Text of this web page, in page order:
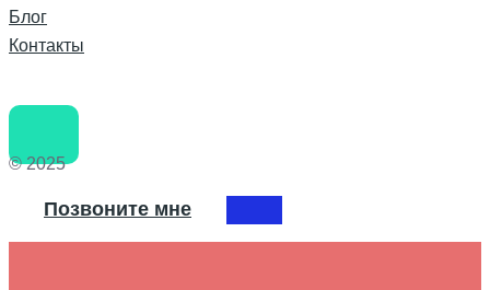
Блог
Контакты
© 2025
Позвоните мне